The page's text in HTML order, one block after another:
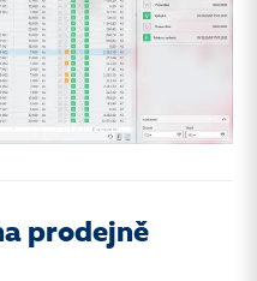
prodejně